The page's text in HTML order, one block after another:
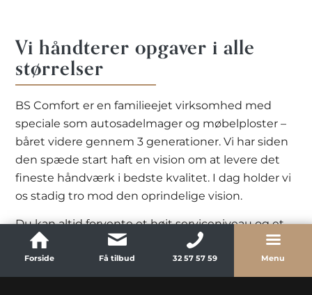
Vi håndterer opgaver i alle
størrelser
BS Comfort er en familieejet virksomhed med
speciale som autosadelmager og møbelploster –
båret videre gennem 3 generationer. Vi har siden
den spæde start haft en vision om at levere det
fineste håndværk i bedste kvalitet. I dag holder vi
os stadig tro mod den oprindelige vision.
Du kan altid forvente et højt serviceniveau og et
resultat i overensstemmelse med dine
forventninger – og vi gør altid lige dét ekstra for at
resultatet står helt skarpt og viser sig fra sin
Forside Få tilbud 32 57 57 59 Menu